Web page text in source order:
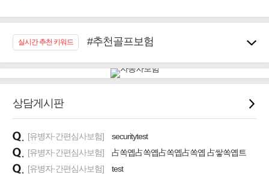
실시간 추천 키워드
#추천골프보험
#노후대비 연금재테크!
#교통사고대비 운전자보험
#무해지 건강보험
#바뀌기전에 4세대 가입
상담게시판
[유병자·간편심사보험]
securitytest
[유병자·간편심사보험]
占쏙옙占쏙옙占쏙옙占쏙옙 占쌓쏙옙트
[유병자·간편심사보험]
test